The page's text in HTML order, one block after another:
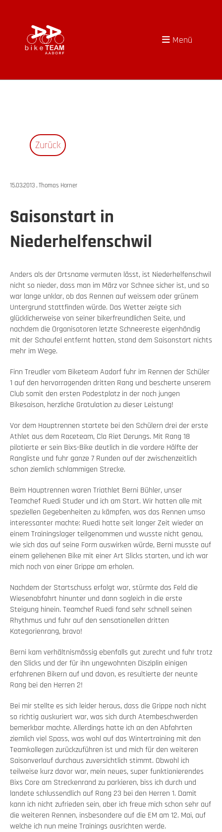
Menü
Zurück
15.03.2013, Thomas Horner
Saisonstart in
Niederhelfenschwil
Anders als der Ortsname vermuten lässt, ist Niederhelfenschwil
nicht so nieder, dass man im März vor Schnee sicher ist, und so
war lange unklar, ob das Rennen auf weissem oder grünem
Untergrund stattfinden würde. Das Wetter zeigte sich
glücklicherweise von seiner bikerfreundlichen Seite, und
nachdem die Organisatoren letzte Schneereste eigenhändig
mit der Schaufel entfernt hatten, stand dem Saisonstart nichts
mehr im Wege.
Finn Treudler vom Biketeam Aadorf fuhr im Rennen der Schüler
1 auf den hervorragenden dritten Rang und bescherte unserem
Club somit den ersten Podestplatz in der noch jungen
Bikesaison, herzliche Gratulation zu dieser Leistung!
Vor dem Hauptrennen startete bei den Schülern drei der erste
Athlet aus dem Raceteam, Cla Riet Derungs. Mit Rang 18
pilotierte er sein Bixs-Bike deutlich in die vordere Hälfte der
Rangliste und fuhr ganze 7 Runden auf der zwischenzeitlich
schon ziemlich schlammigen Strecke.
Beim Hauptrennen waren Triathlet Berni Bühler, unser
Teamchef Ruedi Studer und ich am Start. Wir hatten alle mit
speziellen Gegebenheiten zu kämpfen, was das Rennen umso
interessanter machte: Ruedi hatte seit langer Zeit wieder an
einem Trainingslager teilgenommen und wusste nicht genau,
wie sich das auf seine Form auswirken würde, Berni musste auf
einem geliehenen Bike mit einer Art Slicks starten, und ich war
mich noch von einer Grippe am erholen.
Nachdem der Startschuss erfolgt war, stürmte das Feld die
Wiesenabfahrt hinunter und dann sogleich in die erste
Steigung hinein. Teamchef Ruedi fand sehr schnell seinen
Rhythmus und fuhr auf den sensationellen dritten
Kategorienrang, bravo!
Berni kam verhältnismässig ebenfalls gut zurecht und fuhr trotz
den Slicks und der für ihn ungewohnten Disziplin einigen
erfahrenen Bikern auf und davon, es resultierte der neunte
Rang bei den Herren 2!
Bei mir stellte es sich leider heraus, dass die Grippe noch nicht
so richtig auskuriert war, was sich durch Atembeschwerden
bemerkbar machte. Allerdings hatte ich an den Abfahrten
ziemlich viel Spass, was wohl auf das Wintertraining mit den
Teamkollegen zurückzuführen ist und mich für den weiteren
Saisonverlauf durchaus zuversichtlich stimmt. Obwohl ich
teilweise kurz davor war, mein neues, super funktionierendes
Bixs Core am Streckenrand zu parkieren, biss ich durch und
landete schlussendlich auf Rang 23 bei den Herren 1. Damit
kann ich nicht zufrieden sein, aber ich freue mich schon sehr auf
die weiteren Rennen, insbesondere auf die EM am 12. Mai, auf
welche ich nun meine Trainings ausrichten werde.